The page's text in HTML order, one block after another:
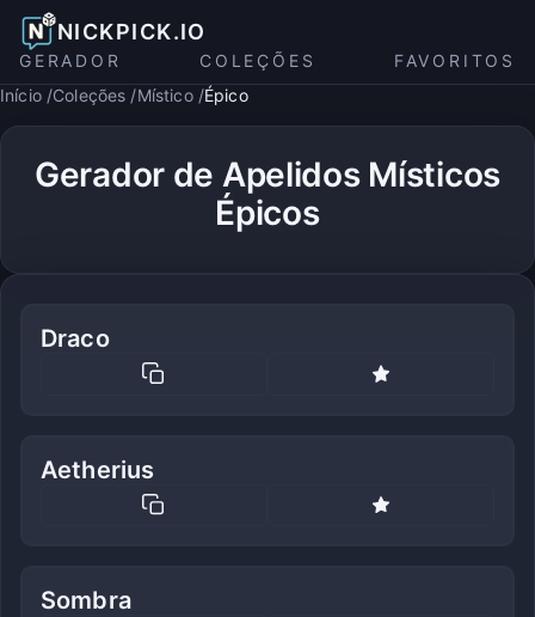
NICKPICK.IO
GERADOR COLEÇÕES
FAVORITOS
Início Coleções Místico Épico
Gerador de Apelidos Místicos
Épicos
Draco
Aetherius
Sombra